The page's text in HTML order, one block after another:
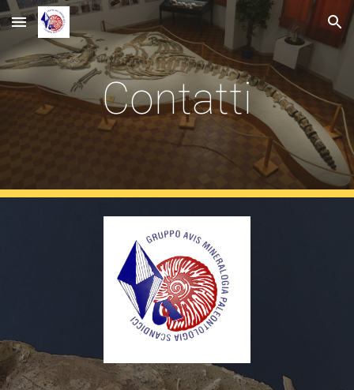
Skip to main content Skip to navigation
Contatti